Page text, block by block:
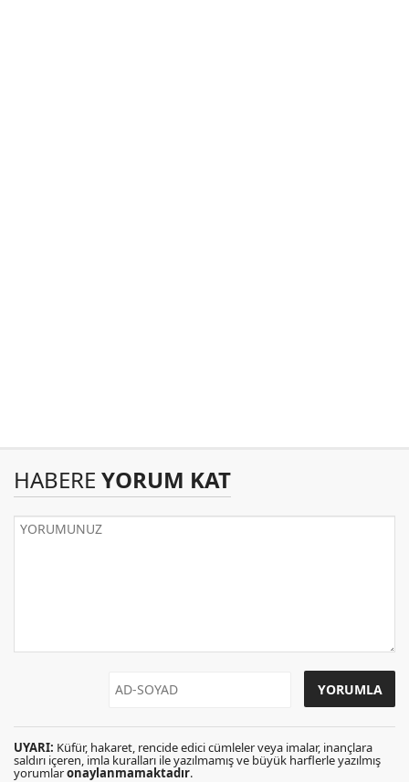
HABERE YORUM KAT
UYARI: Küfür, hakaret, rencide edici cümleler veya imalar, inançlara
saldırı içeren, imla kuralları ile yazılmamış ve büyük harflerle yazılmış
yorumlaronaylanmamaktadır.